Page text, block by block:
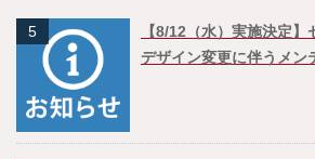
5
【8/12（水）実施決定】
デザイン変更に伴うメン